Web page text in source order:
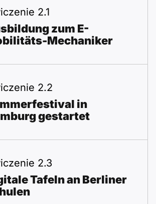
2.1
zum E-
Mechaniker
2.2
in
gestartet
2.3
Tafeln an Berliner